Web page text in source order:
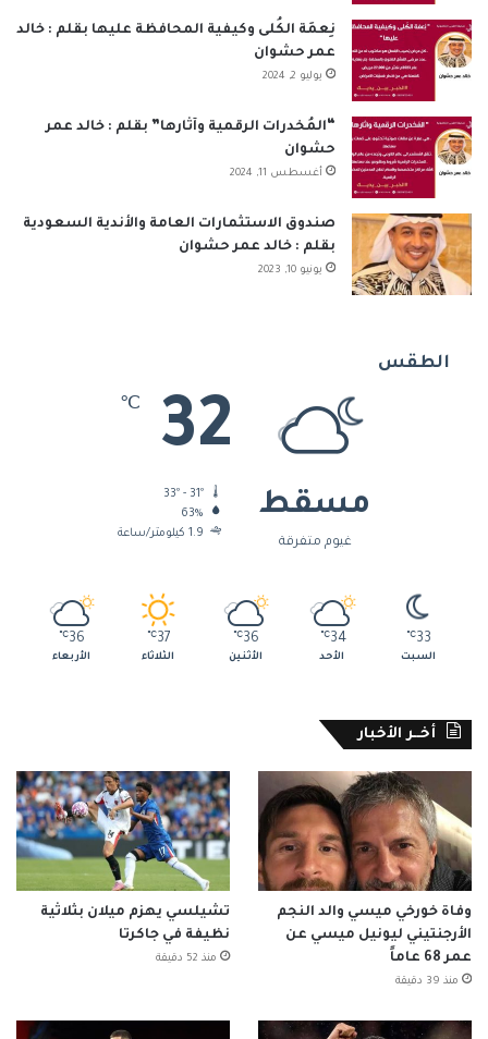
نِعمَة الكُلى وكيفية المحافظة عليها بقلم : خالد
عمر حشوان
يوليو 2, 2024
“المُخدرات الرقمية وآثارها” بقلم : خالد عمر
حشوان
أغسطس 11, 2024
صندوق الاستثمارات العامة والأندية السعودية
بقلم : خالد عمر حشوان
يونيو 10, 2023
الطقس
مسقط
غيوم متفرقة
32
℃
63%
1.9 كيلومتر/ساعة
33
℃
السبت
34
℃
الأحد
36
℃
الأثنين
37
℃
الثلاثاء
36
℃
الأربعاء
أخــر الأخبار
وفاة خورخي ميسي والد النجم
الأرجنتيني ليونيل ميسي عن
عمر 68 عاماً
منذ 39 دقيقة
تشيلسي يهزم ميلان بثلاثية
نظيفة في جاكرتا
منذ 52 دقيقة